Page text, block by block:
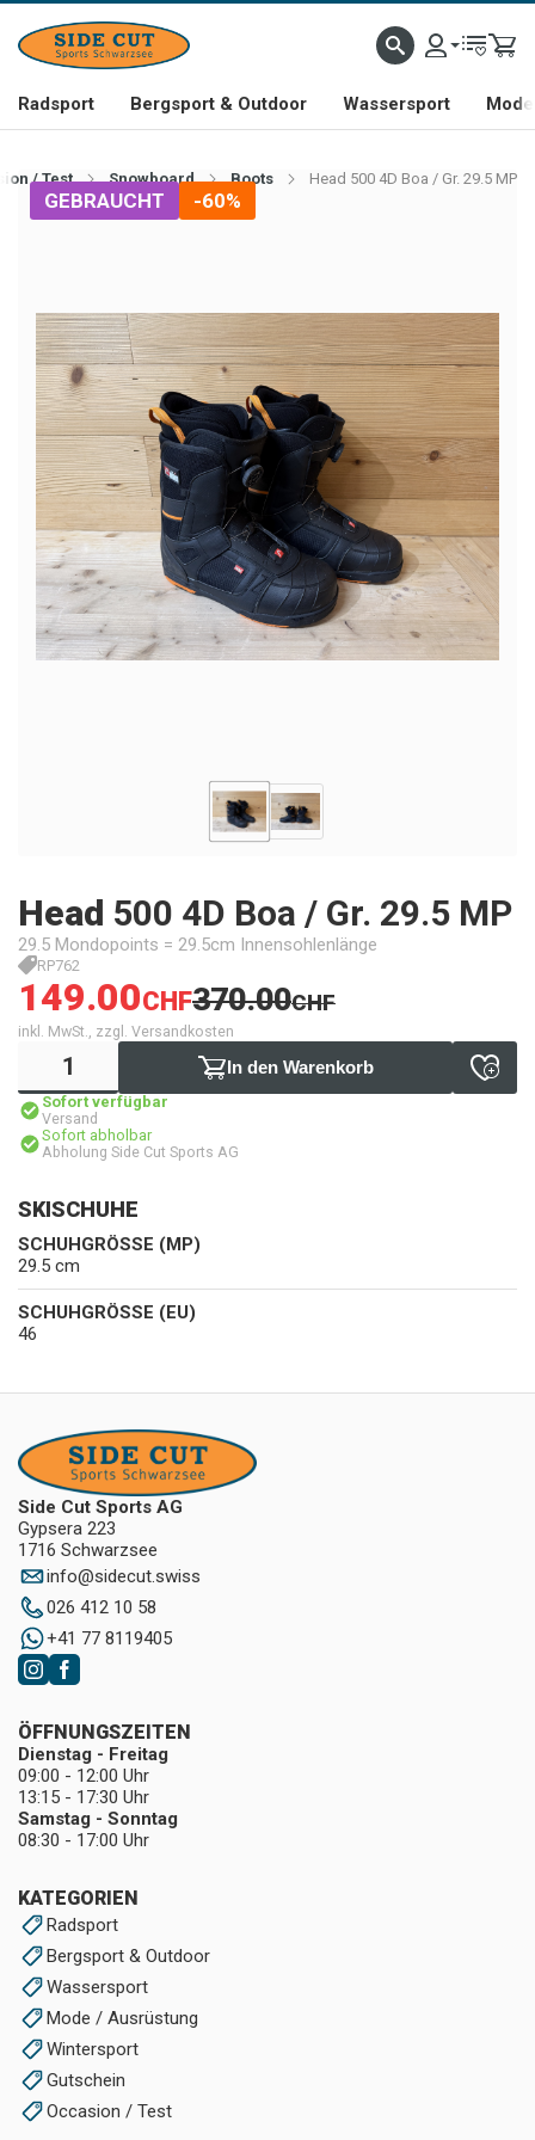
Radsport Bergsport & Outdoor Wassersport
/ Test Snowboard Boots Head 500 4D Boa / Gr. 29.5 MP
GEBRAUCHT -60%
Head 500 4D Boa / Gr. 29.5 MP
29.5 Mondopoints = 29.5cm Innensohlenlänge
RP762
149.00CHF370.00CHF
inkl. MwSt., zzgl. Versandkosten
In den Warenkorb
Sofort verfügbar
Versand
Sofort abholbar
Abholung Side Cut Sports AG
SKISCHUHE
SCHUHGRÖSSE (MP)
29.5 cm
SCHUHGRÖSSE (EU)
46
Side Cut Sports AG
Gypsera 223
1716 Schwarzsee
info@sidecut.swiss
026 412 10 58
+41 77 8119405
KATEGORIEN
Radsport
Bergsport & Outdoor
Wassersport
Mode / Ausrüstung
Wintersport
Gutschein
Occasion / Test
ÖFFNUNGSZEITEN
Dienstag - Freitag
09:00 - 12:00 Uhr
13:15 - 17:30 Uhr
Samstag - Sonntag
08:30 - 17:00 Uhr